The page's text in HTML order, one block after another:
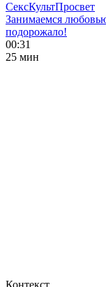
СексКультПросвет
Занимаемся
подорожало!
00:31
25 мин
Контекст